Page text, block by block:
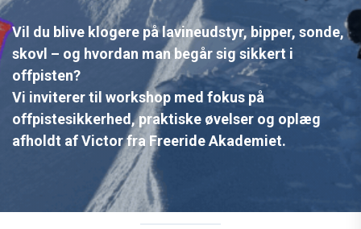
Vil du blive klogere på lavineudstyr, bipper, sonde,
skovl – og hvordan man begår sig sikkert i
offpisten?
Vi inviterer til workshop med fokus på
offpistesikkerhed, praktiske øvelser og oplæg
afholdt af Victor fra Freeride Akademiet.